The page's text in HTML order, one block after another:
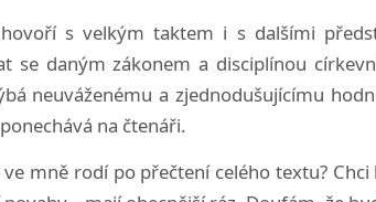
s velkým taktem i s dalšími
se daným zákonem a disciplínou
neuváženému a zjednodušujícímu
na čtenáři.
ve mně rodí po přečtení celého textu?